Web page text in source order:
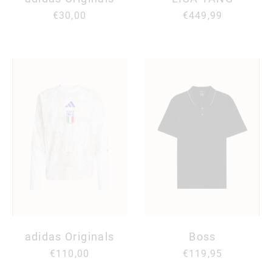
€30,00 €449,99
adidas Originals
€110,00
Boss
€119,95